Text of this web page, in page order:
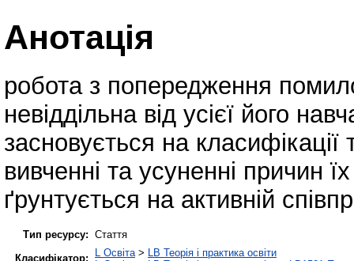
Анотація
робота з попередження
невіддільна від усієї його
засновується на
вивченні та усуненні причин
ґрунтується на активній
Тип ресурсу: Стаття
Класифікатор:
L Освіта > LB Теорія і практика освіти